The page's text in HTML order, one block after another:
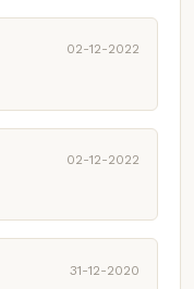
02-12-2022
02-12-2022
31-12-2020